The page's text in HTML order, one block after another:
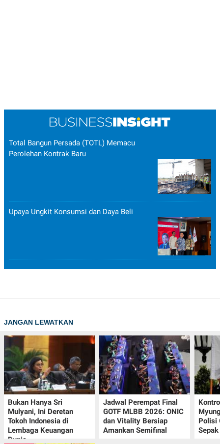
Total Bangun Persada (TOTL) Memacu
Perolehan Kontrak Baru
Upaya Ungkit Konsumsi dan Daya Beli
JANGAN LEWATKAN
Bukan Hanya Sri
Mulyani, Ini Deretan
Tokoh Indonesia di
Lembaga Keuangan
Dunia
Jadwal Perempat Final
GOTF MLBB 2026: ONIC
dan Vitality Bersiap
Amankan Semifinal
Polisi